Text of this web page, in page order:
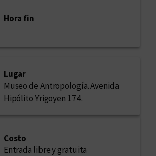
Hora fin
Lugar
Museo de Antropología. Avenida
Hipólito Yrigoyen 174.
Costo
Entrada libre y gratuita